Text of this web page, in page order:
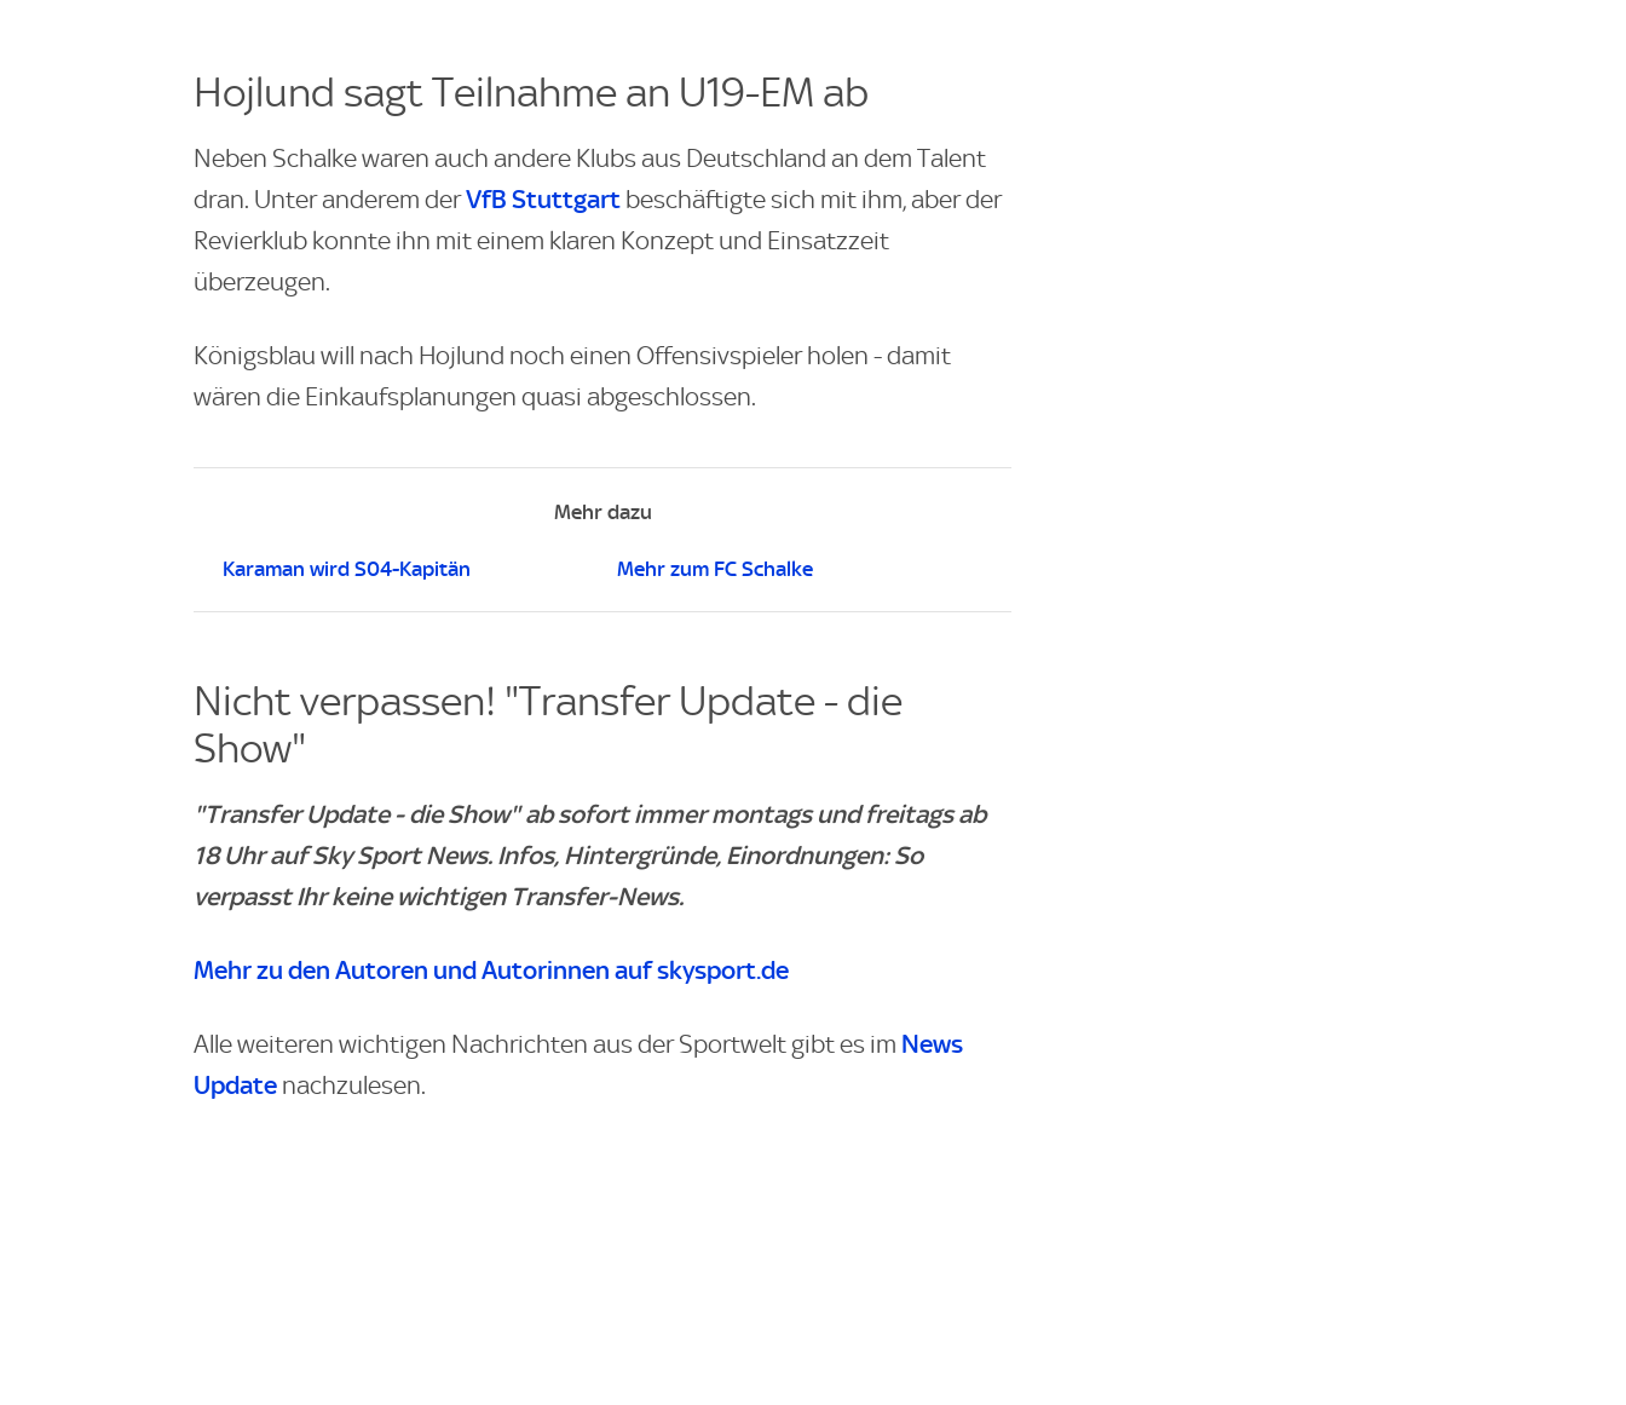
Hojlund sagt Teilnahme an U19-EM ab
Neben Schalke waren auch andere Klubs aus Deutschland an dem Talent
dran. Unter anderem derVfB Stuttgart beschäftigte sich mit ihm, aber der
Revierklub konnte ihn mit einem klaren Konzept und Einsatzzeit
überzeugen.
Königsblau will nach Hojlund noch einen Offensivspieler holen - damit
wären die Einkaufsplanungen quasi abgeschlossen.
Mehr dazu
Karaman wird S04-Kapitän Mehr zum FC Schalke
Nicht verpassen! "Transfer Update - die
Show"
"Transfer Update - die Show" ab sofort immer montags und freitags ab
18 Uhr auf Sky Sport News. Infos, Hintergründe, Einordnungen: So
verpasst Ihr keine wichtigen Transfer-News.
Mehr zu den Autoren und Autorinnen auf skysport.de
Alle weiteren wichtigen Nachrichten aus der Sportwelt gibt es im News
Update nachzulesen.